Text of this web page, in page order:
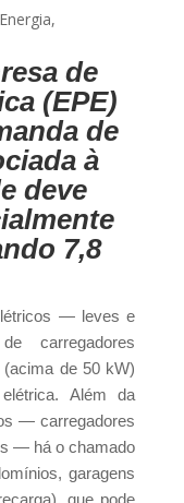
Energia,
de
(EPE)
de
à
deve
7,8
— leves e
carregadores
de 50 kW)
Além da
— carregadores
— há o chamado
garagens